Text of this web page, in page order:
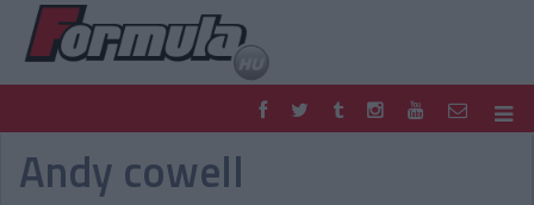
F1
FORMULA
Andy cowell